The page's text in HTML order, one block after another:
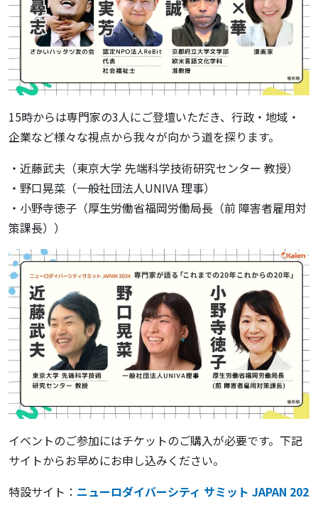
15時からは専門家の3人にご登壇いただき、行政・地域・
企業など様々な視点から我々が向かう道を探ります。
・近藤武夫（東京大学 先端科学技術研究センター 教授）
・野口晃菜（一般社団法人UNIVA 理事）
・小野寺徳子（厚生労働省福岡労働局長（前 障害者雇用対
策課長））
イベントのご参加にはチケットのご購入が必要です。下記
サイトからお早めにお申し込みください。
特設サイト： ニューロダイバーシティ サミット JAPAN 202